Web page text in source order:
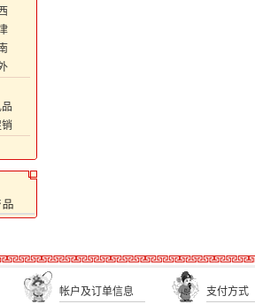
帐户及订单信息
支付方式